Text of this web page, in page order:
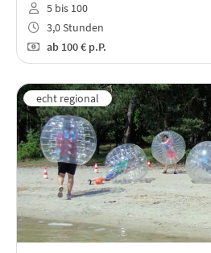
5 bis 100
3,0 Stunden
ab100 € p.P.